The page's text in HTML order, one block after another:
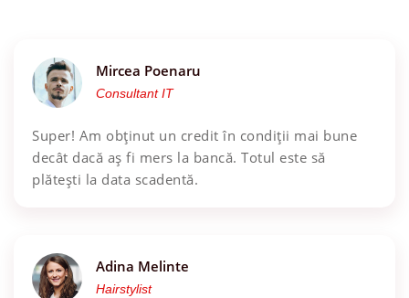
Mircea Poenaru
Consultant IT
Super! Am obținut un credit în condiții mai bune
decât dacă aș fi mers la bancă. Totul este să
plătești la data scadentă.
Adina Melinte
Hairstylist